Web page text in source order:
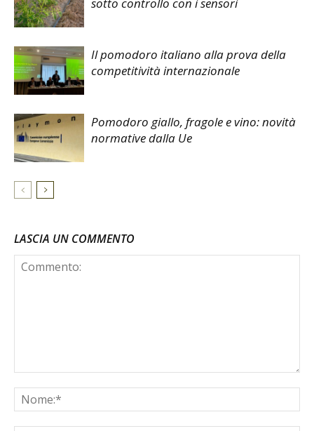
sotto controllo con i sensori
Il pomodoro italiano alla prova della
competitività internazionale
Pomodoro giallo, fragole e vino: novità
normative dalla Ue
LASCIA UN COMMENTO